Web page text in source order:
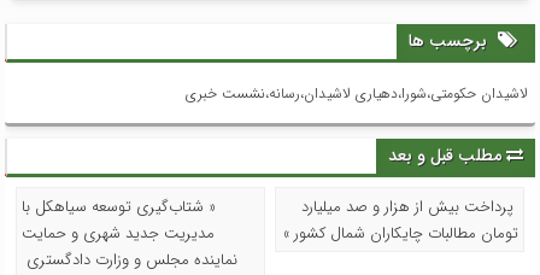
برچسب ها
لاشیدان حکومتی،شورا،دهیاری لاشیدان،رسانه،نشست خبری
مطلب قبل و بعد
پرداخت بیش از هزار و صد میلیارد
تومان مطالبات چایکاران شمال کشور »
« شتاب‌گیری توسعه سیاهکل با
مدیریت جدید شهری و حمایت
نماینده مجلس و وزارت دادگستری